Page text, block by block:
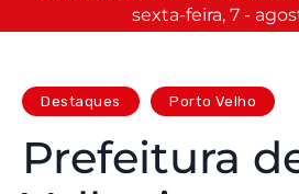
sexta-feira, 7 -
Destaques Porto Velho
Prefeitura